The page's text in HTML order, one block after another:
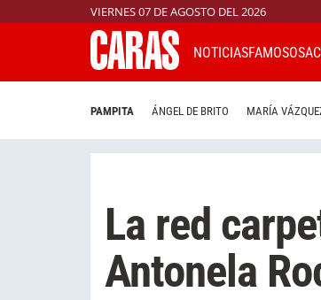
VIERNES 07 DE AGOSTO DEL 2026
NOTICIASFAMOSOS
PAMPITA ÁNGEL DE BRITO MARÍA
La red
Antonela